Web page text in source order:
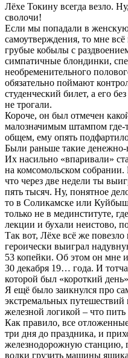
Лёхе Токину всегда везло.
сволочи!
Если мы попадали в
самоутверждения, то мне
грубые кобылы с
симпатичные блондинки,
необременительного
обязательно поймают
студенческий билет, а его
не трогали.
Короче, он был отмечен
малозначимым штампом где-
общем, ему опять
Были раньше такие
Их насильно «впаривали»
на комсомольском собрании.
что через две недели ты
пять тысяч. Ну, понятное
то в Соликамске или
только не в мединституте,
лекции и бухали неистово,
Так вот, Лёхе всё же
героически выиграл
53 копейки. Об этом он мне
30 декабря 19… года. И
которой был «короткий
Я ещё было заикнулся про
экстремальных
железной логикой – что
Как правило, все
три дня до праздника, и
железнодорожную станцию,
водки грузить машины